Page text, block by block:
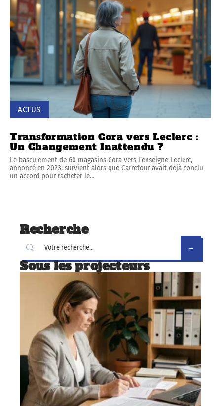
ACTUS
Transformation Cora vers Leclerc :
Un Changement Inattendu ?
Le basculement de 60 magasins Cora vers l'enseigne Leclerc,
annoncé en 2023, survient alors que Carrefour avait déjà conclu
un accord pour racheter le…
Recherche
Sous les projecteurs